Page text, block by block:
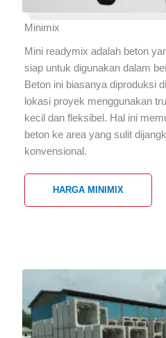
Minimix
Mini readymix adalah beton
siap untuk digunakan dalam
Beton ini biasanya diproduksi
lokasi proyek menggunakan
kecil dan fleksibel. Hal ini
beton ke area yang sulit
konvensional.
HARGA MINIMIX